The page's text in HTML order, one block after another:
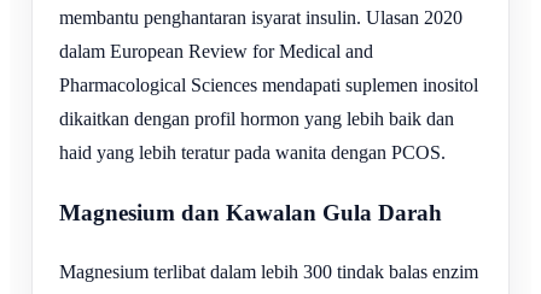
membantu penghantaran isyarat insulin. Ulasan 2020
dalam European Review for Medical and
Pharmacological Sciences mendapati suplemen inositol
dikaitkan dengan profil hormon yang lebih baik dan
haid yang lebih teratur pada wanita dengan PCOS.
Magnesium dan Kawalan Gula Darah
Magnesium terlibat dalam lebih 300 tindak balas enzim